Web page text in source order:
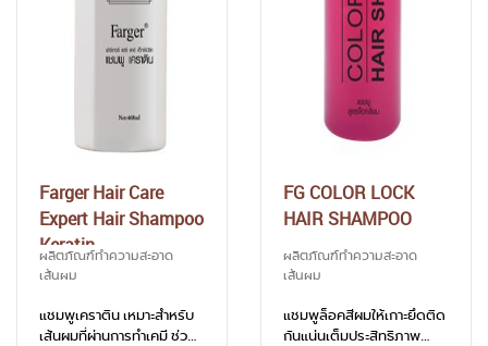
Farger Hair Care
Expert Hair Shampoo
Keratin
ผลิตภัณฑ์ทำความสะอาด
เส้นผม
แชมพูเคราติน เหมาะสำหรับ
เส้นผมที่ผ่านการทำเคมี ช่วย
FG COLOR LOCK
HAIR SHAMPOO
ผลิตภัณฑ์ทำความสะอาด
เส้นผม
แชมพูล็อคสีผมให้เกาะยึดติด
กันแน่นเต็มประสิทธิภาพ